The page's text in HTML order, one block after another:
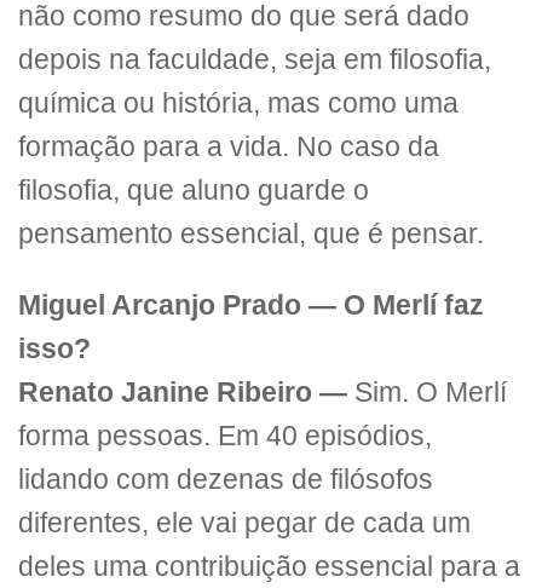
não como resumo do que será dado
depois na faculdade, seja em filosofia,
química ou história, mas como uma
formação para a vida. No caso da
filosofia, que aluno guarde o
pensamento essencial, que é pensar.
Miguel Arcanjo Prado — O Merlí faz
isso?
Renato Janine Ribeiro — Sim. O Merlí
forma pessoas. Em 40 episódios,
lidando com dezenas de filósofos
diferentes, ele vai pegar de cada um
deles uma contribuição essencial para a